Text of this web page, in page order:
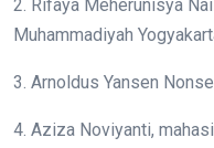
2. Rifaya Meherunisya
Muhammadiyah
3. Arnoldus Yansen
4. Aziza Noviyanti,